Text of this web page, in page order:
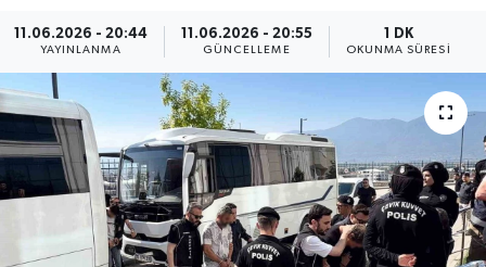
11.06.2026 - 20:44
YAYINLANMA
11.06.2026 - 20:55
GÜNCELLEME
1 DK
OKUNMA SÜRESI
ÇEVRE
Dış Haberler
Dünya
EĞİTİM
EKONOMİ